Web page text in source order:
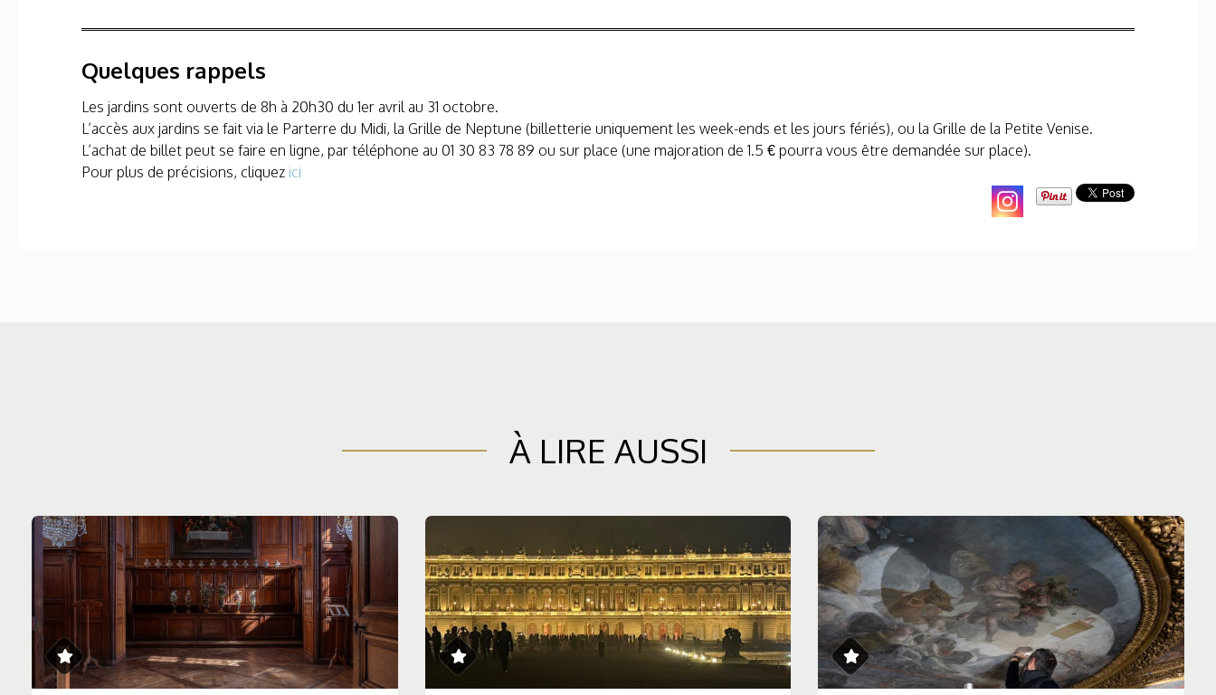
Quelques rappels
Les jardins sont ouverts de 8h à 20h30 du 1er avril au 31 octobre.
L’accès aux jardins se fait via le Parterre du Midi, la Grille de Neptune (billetterie uniquement les week-ends et les jours fériés), ou la Grille de la Petite Venise.
L’achat de billet peut se faire en ligne, par téléphone au 01 30 83 78 89 ou sur place (une majoration de 1.5 € pourra vous être demandée sur place).
Pour plus de précisions, cliquez ici
À LIRE AUSSI